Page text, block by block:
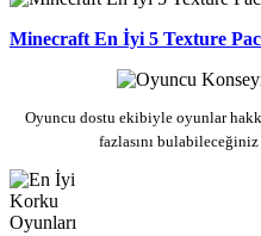
Minecraft En İyi 5 Texture
Oyuncu dostu ekibiyle oyunlar
fazlasını